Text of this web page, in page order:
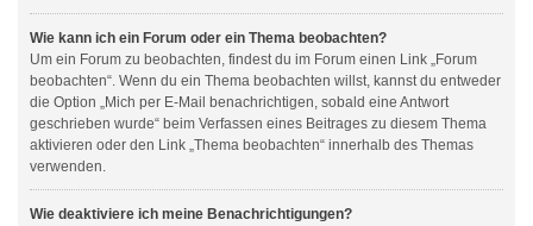
Wie kann ich ein Forum oder ein Thema beobachten?
Um ein Forum zu beobachten, findest du im Forum einen Link „Forum
beobachten“. Wenn du ein Thema beobachten willst, kannst du entweder
die Option „Mich per E-Mail benachrichtigen, sobald eine Antwort
geschrieben wurde“ beim Verfassen eines Beitrages zu diesem Thema
aktivieren oder den Link „Thema beobachten“ innerhalb des Themas
verwenden.
Wie deaktiviere ich meine Benachrichtigungen?